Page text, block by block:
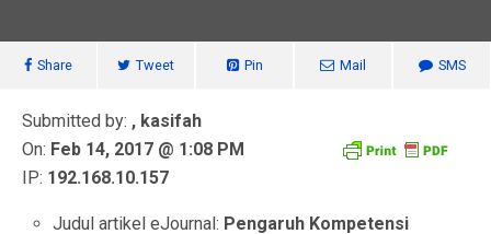
Share Tweet Pin Mail SMS
Submitted by: , kasifah
On: Feb 14, 2017 @ 1:08 PM
IP: 192.168.10.157
Judul artikel eJournal: Pengaruh Kompetensi